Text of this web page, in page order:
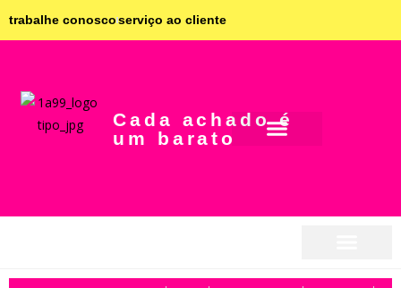
trabalhe conoscoserviço ao cliente
Cada achado é
um barato